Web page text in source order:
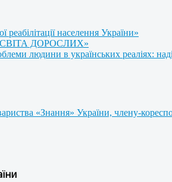
населення України»
ДОРОСЛИХ»
людини в українських реаліях:
«Знання» України, члену-